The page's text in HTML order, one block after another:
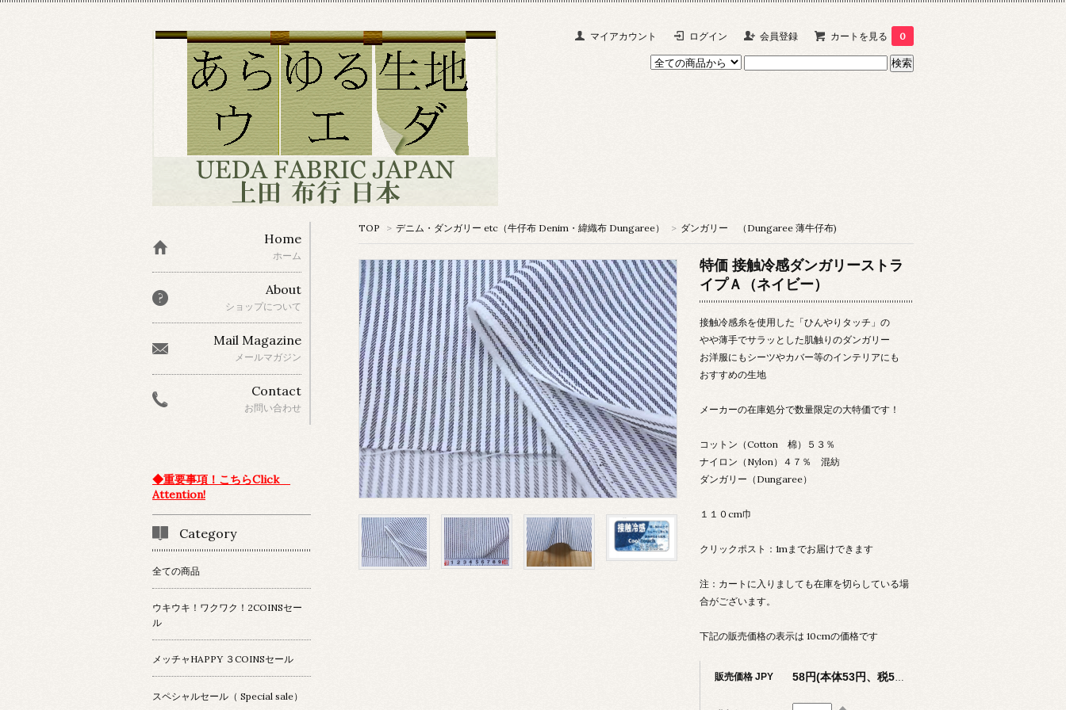
マイアカウント ログイン 会員登録 カートを見る 0
TOP > デニム・ダンガリー etc（牛仔布 Denim・緯織布 Dungaree） > ダンガリー （Dungaree 薄牛仔布)
特価 接触冷感ダンガリーストラ
イプＡ（ネイビー）
接触冷感糸を使用した「ひんやりタッチ」の
やや薄手でサラッとした肌触りのダンガリー
お洋服にもシーツやカバー等のインテリアにも
おすすめの生地
メーカーの在庫処分で数量限定の大特価です！
コットン（Cotton 棉）５３％
ナイロン（Nylon）４７％ 混紡
ダンガリー（Dungaree）
１１０cm巾
クリックポスト：1mまでお届けできます
注：カートに入りましても在庫を切らしている場
合がございます。
下記の販売価格の表示は 10cmの価格です
販売価格 JPY
Home
ホーム
About
ショップについて
Mail Magazine
メールマガジン
Contact
お問い合わせ
◆重要事項！こちらClick
Attention!
Category
全ての商品
ウキウキ！ワクワク！2COINSセー
ル
メッチャHAPPY ３COINSセール
スペシャルセール（ Special sale）